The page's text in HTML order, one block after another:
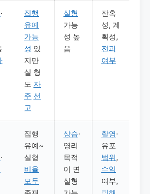
·
집행
유예
가능
성 있
지만
실 형
도 자
주 선
고
실형
가능
성 높
음
잔혹
성, 계
획성,
전과
여부
·
집행
유예~
실형
비율
모두
상습·
영리
목적
이 면
실형
촬영·
유포
범위,
수익
여부,